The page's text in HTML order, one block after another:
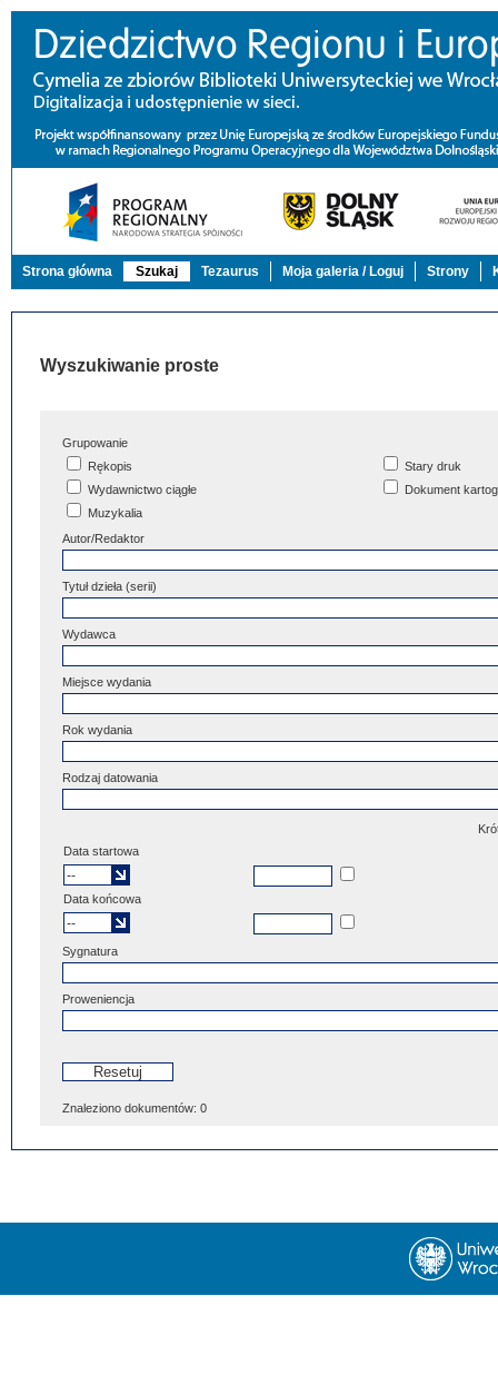
Strona główna Szukaj Tezaurus Moja galeria / Loguj Strony
Wyszukiwanie proste
Grupowanie
Rękopis
Stary druk
Wydawnictwo ciągłe
Dokument
Muzykalia
Autor/Redaktor
Tytuł dzieła (serii)
Wydawca
Miejsce wydania
Rok wydania
Rodzaj datowania
Data startowa
Data końcowa
Sygnatura
Proweniencja
Znaleziono dokumentów: 0